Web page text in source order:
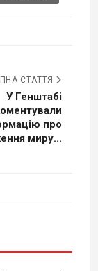
СТАТТЯ
У Генштабі
про
миру...